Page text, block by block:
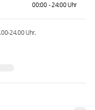
00:00 - 24:00 Uhr
24.00Uhr.